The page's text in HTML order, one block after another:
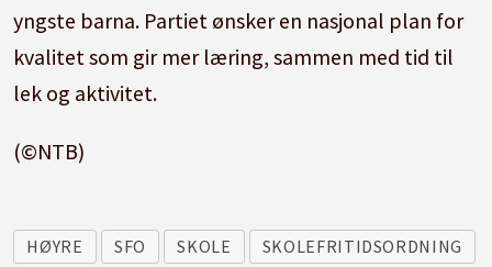
yngste barna. Partiet ønsker en nasjonal plan for
kvalitet som gir mer læring, sammen med tid til
lek og aktivitet.
(©NTB)
HØYRE SFO SKOLE
SKOLEFRITIDSORDNING